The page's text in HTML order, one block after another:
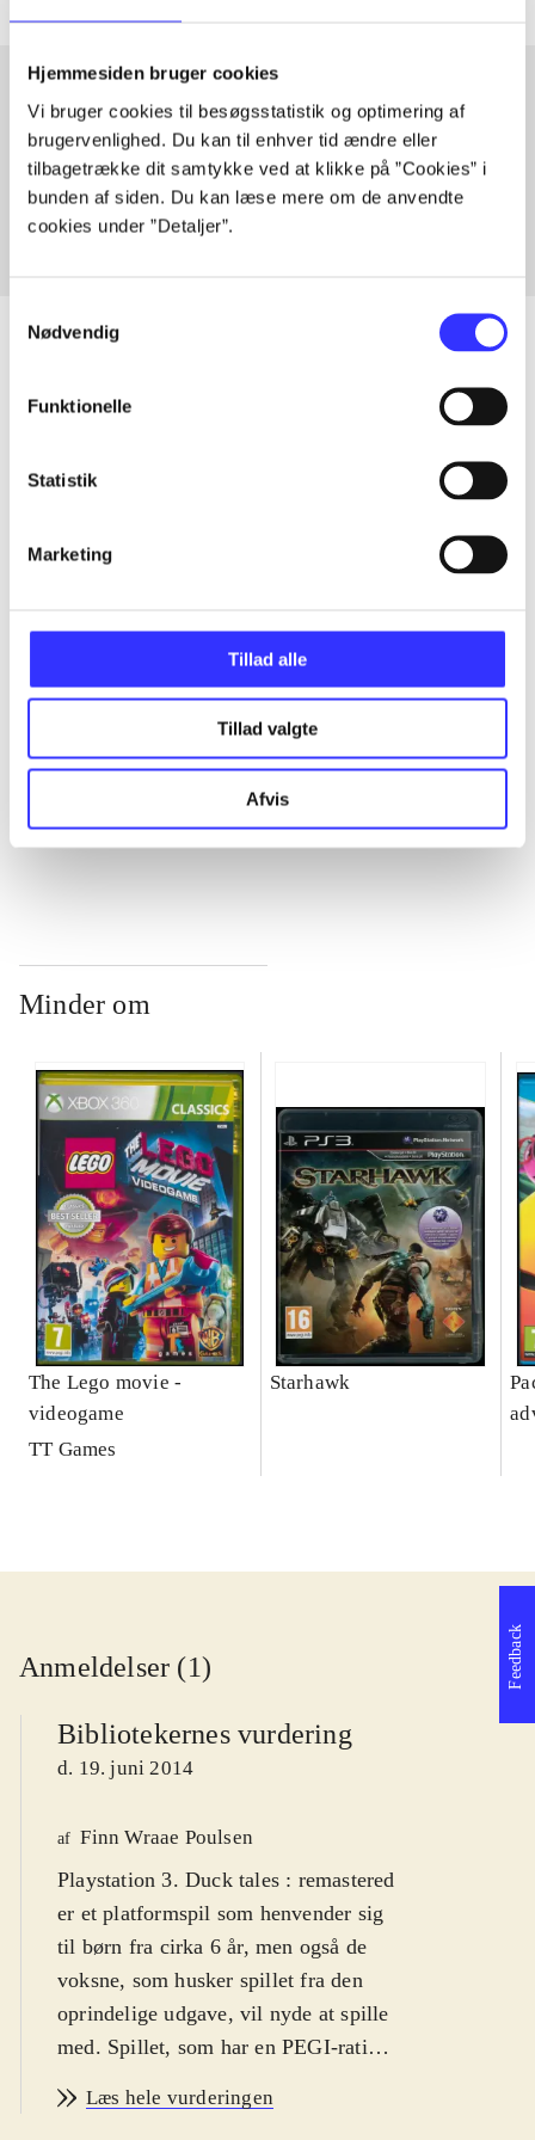
Hjemmesiden bruger cookies
Vi bruger cookies til besøgsstatistik og optimering af
brugervenlighed. Du kan til enhver tid ændre eller
tilbagetrække dit samtykke ved at klikke på ”Cookies” i
bunden af siden. Du kan læse mere om de anvendte
cookies under ”Detaljer”.
Nødvendig
Funktionelle
Statistik
Marketing
Tillad alle
Tillad valgte
Afvis
Artikler med samme emner
Fra
Artikler
...
Minder om
The Lego movie -
videogame
TT Games
Starhawk
Anmeldelser (1)
Bibliotekernes vurdering
d. 19. juni 2014
af Finn Wraae Poulsen
Playstation 3. Duck tales : remastered
er et platformspil som henvender sig
til børn fra cirka 6 år, men også de
voksne, som husker spillet fra den
oprindelige udgave, vil nyde at spille
med. Spillet, som har en PEGI-rating
men det er absolut den humoristiske
Læs hele vurderingen
Feedback